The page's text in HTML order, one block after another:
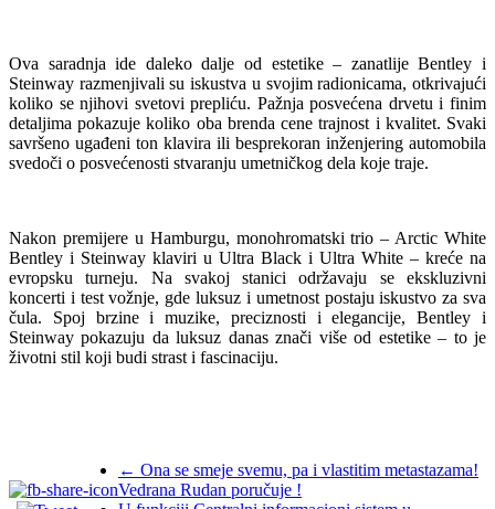
Ova saradnja ide daleko dalje od estetike – zanatlije Bentley i
Steinway razmenjivali su iskustva u svojim radionicama, otkrivajući
koliko se njihovi svetovi prepliću. Pažnja posvećena drvetu i finim
detaljima pokazuje koliko oba brenda cene trajnost i kvalitet. Svaki
savršeno ugađeni ton klavira ili besprekoran inženjering automobila
svedoči o posvećenosti stvaranju umetničkog dela koje traje.
Nakon premijere u Hamburgu, monohromatski trio – Arctic White
Bentley i Steinway klaviri u Ultra Black i Ultra White – kreće na
evropsku turneju. Na svakoj stanici održavaju se ekskluzivni
koncerti i test vožnje, gde luksuz i umetnost postaju iskustvo za sva
čula. Spoj brzine i muzike, preciznosti i elegancije, Bentley i
Steinway pokazuju da luksuz danas znači više od estetike – to je
životni stil koji budi strast i fascinaciju.
← Ona se smeje svemu, pa i vlastitim metastazama!
Vedrana Rudan poručuje !